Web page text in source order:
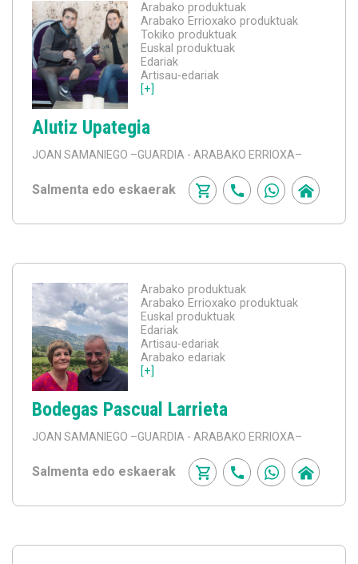
Arabako produktuak
Arabako Errioxako produktuak
Tokiko produktuak
Euskal produktuak
Edariak
Artisau-edariak
[+]
Alutiz Upategia
JOAN SAMANIEGO –GUARDIA - ARABAKO ERRIOXA–
Salmenta edo eskaerak
Arabako produktuak
Arabako Errioxako produktuak
Euskal produktuak
Edariak
Artisau-edariak
Arabako edariak
[+]
Bodegas Pascual Larrieta
JOAN SAMANIEGO –GUARDIA - ARABAKO ERRIOXA–
Salmenta edo eskaerak